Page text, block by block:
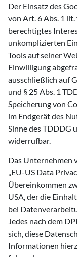
Der Einsatz des
von Art. 6 Abs. 1
berechtigtes
unkomplizierten
Tools auf seiner
Einwilligung
ausschließlich auf
und § 25 Abs. 1
Speicherung von
im Endgerät des
Sinne des TDDDG
widerrufbar.
Das Unternehmen
„EU-US Data
Übereinkommen
USA, der die
bei
Jedes nach dem
sich, diese
Informationen